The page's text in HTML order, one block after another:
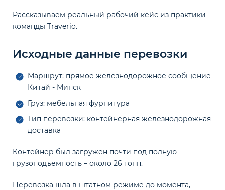
Рассказываем реальный рабочий кейс из практики
команды Traverio.
Исходные данные перевозки
Маршрут: прямое железнодорожное сообщение
Китай - Минск
Груз: мебельная фурнитура
Тип перевозки: контейнерная железнодорожная
доставка
Контейнер был загружен почти под полную
грузоподъемность – около 26 тонн.
Перевозка шла в штатном режиме до момента,